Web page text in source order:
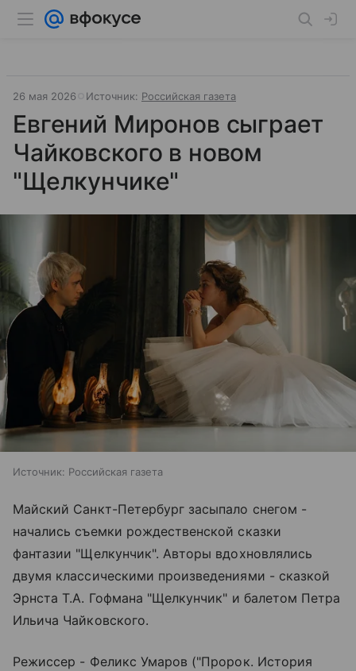
26 мая 2026 Источник: Российская газета
Евгений Миронов сыграет
Чайковского в новом
"Щелкунчике"
Источник: Российская газета
Майский Санкт-Петербург засыпало снегом -
начались съемки рождественской сказки
фантазии "Щелкунчик". Авторы вдохновлялись
двумя классическими произведениями - сказкой
Эрнста Т.А. Гофмана "Щелкунчик" и балетом Петра
Ильича Чайковского.
Режиссер - Феликс Умаров ("Пророк. История